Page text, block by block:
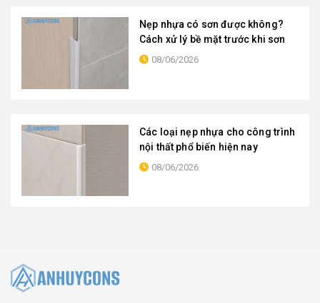
Nẹp nhựa có sơn được không?
Cách xử lý bề mặt trước khi sơn
08/06/2026
Các loại nẹp nhựa cho công trình
nội thất phổ biến hiện nay
08/06/2026